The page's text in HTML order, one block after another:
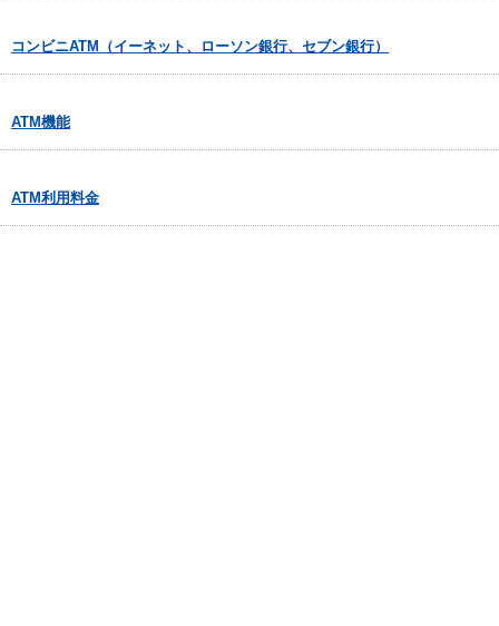
コンビニATM（イーネット、ローソン銀行、セブン銀行）
ATM機能
ATM利用料金